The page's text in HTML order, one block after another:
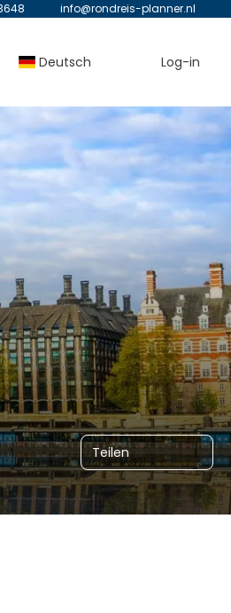
info@rondreis-planner.nl
Deutsch Log-in
Teilen